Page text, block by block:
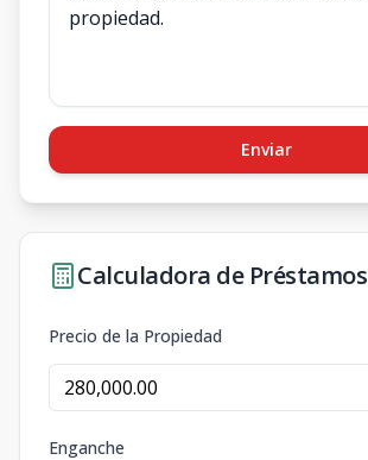
Enviar
Calculadora de Préstamos
Precio de la Propiedad
Enganche